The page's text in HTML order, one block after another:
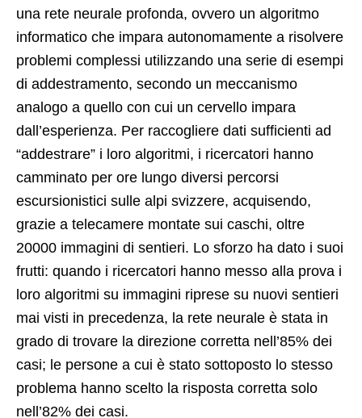
una rete neurale profonda, ovvero un algoritmo
informatico che impara autonomamente a risolvere
problemi complessi utilizzando una serie di esempi
di addestramento, secondo un meccanismo
analogo a quello con cui un cervello impara
dall’esperienza. Per raccogliere dati sufficienti ad
“addestrare” i loro algoritmi, i ricercatori hanno
camminato per ore lungo diversi percorsi
escursionistici sulle alpi svizzere, acquisendo,
grazie a telecamere montate sui caschi, oltre
20000 immagini di sentieri. Lo sforzo ha dato i suoi
frutti: quando i ricercatori hanno messo alla prova i
loro algoritmi su immagini riprese su nuovi sentieri
mai visti in precedenza, la rete neurale è stata in
grado di trovare la direzione corretta nell’85% dei
casi; le persone a cui è stato sottoposto lo stesso
problema hanno scelto la risposta corretta solo
nell’82% dei casi.